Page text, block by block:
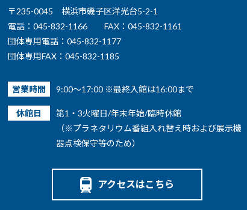
〒235-0045 横浜市磯子区洋光台5-2-1
電話：045-832-1166
FAX：045-832-1161
団体専用電話：045-832-1177
団体専用FAX：045-832-1185
営業時間 9:00～17:00 ※最終入館は16:00まで
休館日
第1・3火曜日/年末年始/臨時休館
（※プラネタリウム番組入れ替え時および展示機
器点検保守等のため）
アクセスはこちら